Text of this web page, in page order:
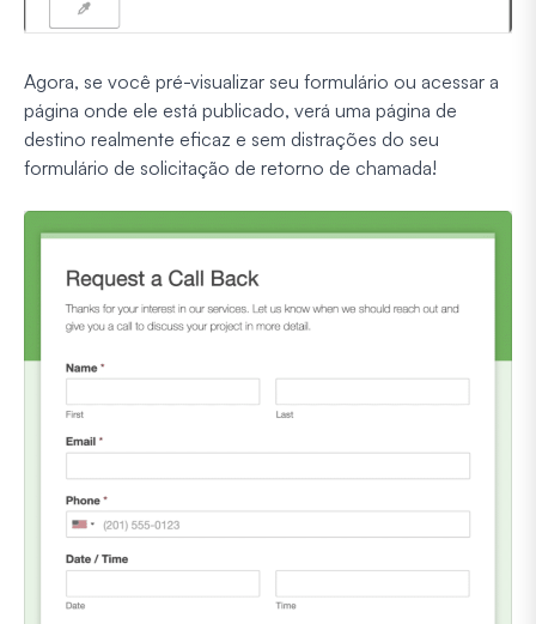
Agora, se você pré-visualizar seu formulário ou acessar a
página onde ele está publicado, verá uma página de
destino realmente eficaz e sem distrações do seu
formulário de solicitação de retorno de chamada!